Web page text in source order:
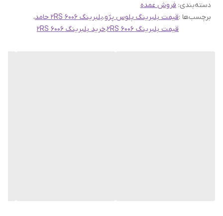
دسته‌بندی: فروش عمده
برچسب‌ها :قیمت بلبرینگ پلوس پژو،بلبرینگ 6006 2RS حامد
،
قیمت بلبرینگ 6006 2RS
،خرید بلبرینگ 6006 2RS